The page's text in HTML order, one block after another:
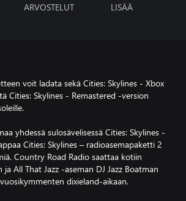
ARVOSTELUT LISÄÄ
voit ladata sekä Cities: Skylines - Xbox
Cities: Skylines - Remastered -version
yhdessä sulosävelisessä Cities: Skylines -
Cities: Skylines – radioasemapaketti 2
Country Road Radio saattaa kotiin
All That Jazz -aseman DJ Jazz Boatman
dixieland-aikaan.